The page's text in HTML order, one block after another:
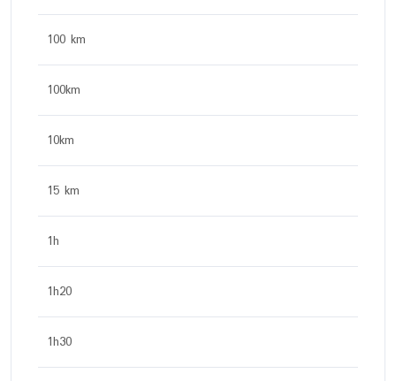
100 km
100km
10km
15 km
1h
1h20
1h30